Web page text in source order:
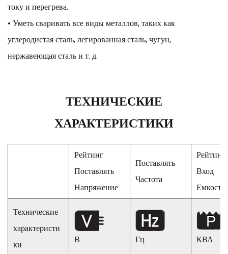
току и перегрева.
• Уметь сваривать все виды металлов, таких как
углеродистая сталь, легированная сталь, чугун,
нержавеющая сталь и т. д.
ТЕХНИЧЕСКИЕ
ХАРАКТЕРИСТИКИ
Рейтинг
Поставлять
Напряжение
Поставлять
Частота
Рейтинг
Вход
Емкость
Технические
характеристи
ки
В Гц КВА